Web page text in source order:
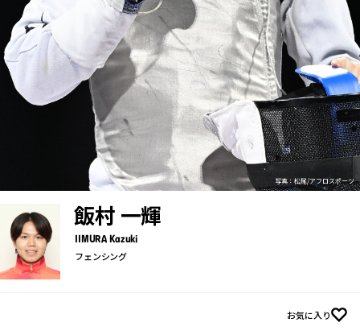
写真：松尾/アフロスポーツ
飯村 一輝
IIMURA Kazuki
フェンシング
お気に入り